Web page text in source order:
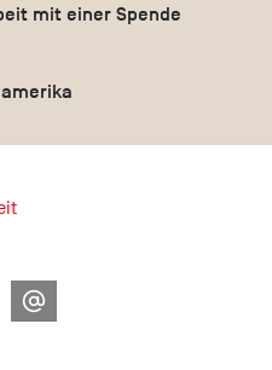
mit einer Spende